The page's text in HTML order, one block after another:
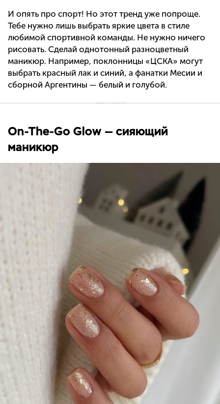
И опять про спорт! Но этот тренд уже попроще.
Тебе нужно лишь выбрать яркие цвета в стиле
любимой спортивной команды. Не нужно ничего
рисовать. Сделай однотонный разноцветный
маникюр. Например, поклонницы «ЦСКА» могут
выбрать красный лак и синий, а фанатки Месии и
сборной Аргентины — белый и голубой.
On-The-Go Glow — сияющий
маникюр